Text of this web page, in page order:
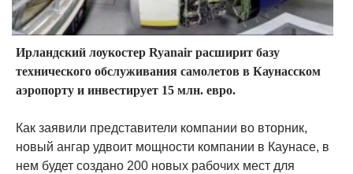
Ирландский лоукостер Ryanair расширит базу
технического обслуживания самолетов в Каунасском
аэропорту и инвестирует 15 млн. евро.
Как заявили представители компании во вторник,
новый ангар удвоит мощности компании в Каунасе, в
нем будет создано 200 новых рабочих мест для